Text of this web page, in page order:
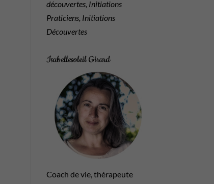
découvertes, Initiations
Praticiens, Initiations
Découvertes
Isabellesoleil Girard
Coach de vie, thérapeute